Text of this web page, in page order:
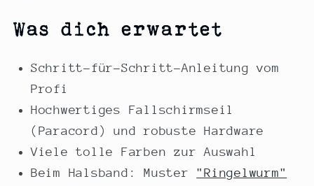
Was dich erwartet
Schritt-für-Schritt-Anleitung vom
Profi
Hochwertiges Fallschirmseil
(Paracord) und robuste Hardware
Viele tolle Farben zur Auswahl
Beim Halsband: Muster "Ringelwurm"